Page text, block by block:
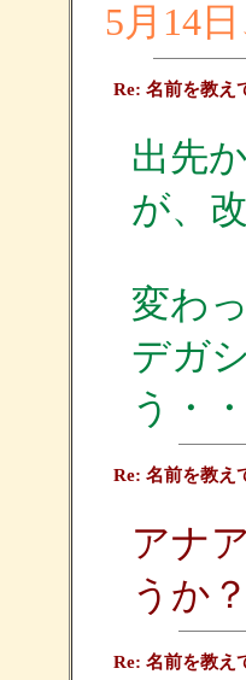
5月14
Re: 名前を教え
出先
が、
変わ
デガ
う・・
Re: 名前を教え
アナ
うか？
Re: 名前を教え